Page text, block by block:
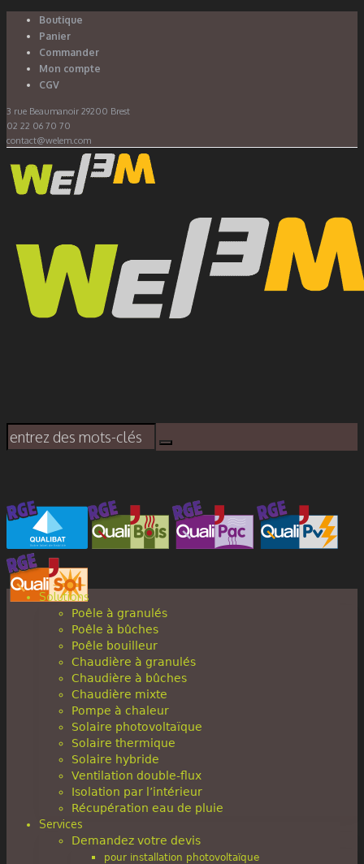
Boutique
Panier
Commander
Mon compte
CGV
3 rue Beaumanoir 29200 Brest
02 22 06 70 70
contact@welem.com
Solutions
Poêle à granulés
Poêle à bûches
Poêle bouilleur
Chaudière à granulés
Chaudière à bûches
Chaudière mixte
Pompe à chaleur
Solaire photovoltaïque
Solaire thermique
Solaire hybride
Ventilation double-flux
Isolation par l’intérieur
Récupération eau de pluie
Services
Demandez votre devis
pour installation photovoltaïque